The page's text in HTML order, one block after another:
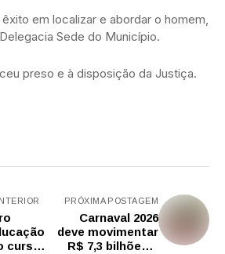
em localizar e abordar o homem,
Sede do Município.
preso e à disposição da Justiça.
curso
PRÓXIMA POSTAGEM
Carnaval 2026
deve movimentar
R$ 7,3 bilhões e